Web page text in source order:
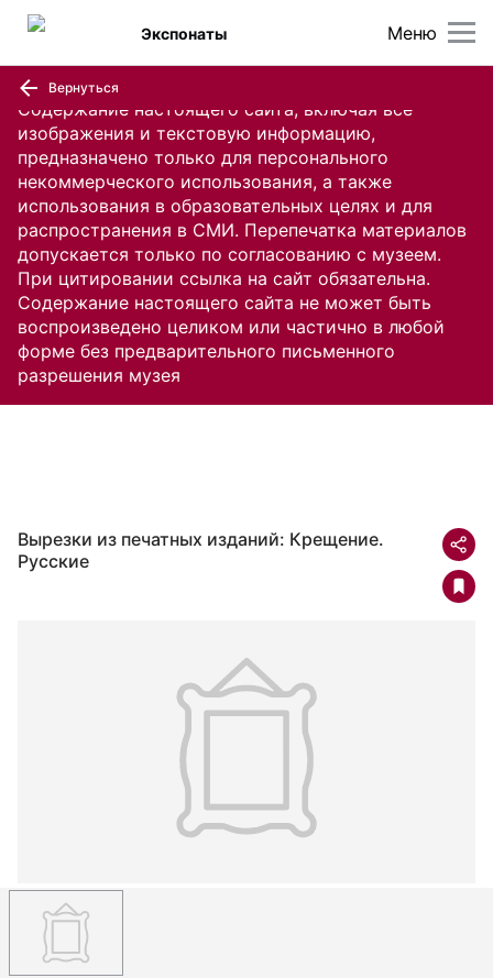
Содержание настоящего сайта, включая все
изображения и текстовую информацию,
предназначено только для персонального
некоммерческого использования, а также
использования в образовательных целях и для
распространения в СМИ. Перепечатка материалов
допускается только по согласованию с музеем.
При цитировании ссылка на сайт обязательна.
Содержание настоящего сайта не может быть
воспроизведено целиком или частично в любой
форме без предварительного письменного
разрешения музея
Меню
Экспонаты
Вернуться
Вырезки из печатных изданий: Крещение.
Русские